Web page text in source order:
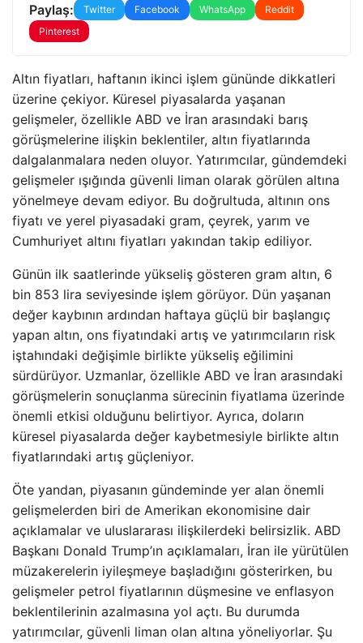
Paylaş: Twitter Facebook WhatsApp
Reddit
Pinterest
Altın fiyatları, haftanın ikinci işlem gününde dikkatleri
üzerine çekiyor. Küresel piyasalarda yaşanan
gelişmeler, özellikle ABD ve İran arasındaki barış
görüşmelerine ilişkin beklentiler, altın fiyatlarında
dalgalanmalara neden oluyor. Yatırımcılar, gündemdeki
gelişmeler ışığında güvenli liman olarak görülen altına
yönelmeye devam ediyor. Bu doğrultuda, altının ons
fiyatı ve yerel piyasadaki gram, çeyrek, yarım ve
Cumhuriyet altını fiyatları yakından takip ediliyor.
Günün ilk saatlerinde yükseliş gösteren gram altın, 6
bin 853 lira seviyesinde işlem görüyor. Dün yaşanan
değer kaybının ardından haftaya güçlü bir başlangıç
yapan altın, ons fiyatındaki artış ve yatırımcıların risk
iştahındaki değişimle birlikte yükseliş eğilimini
sürdürüyor. Uzmanlar, özellikle ABD ve İran arasındaki
görüşmelerin sonuçlanma sürecinin fiyatlama üzerinde
önemli etkisi olduğunu belirtiyor. Ayrıca, doların
küresel piyasalarda değer kaybetmesiyle birlikte altın
fiyatlarındaki artış güçleniyor.
Öte yandan, piyasanın gündeminde yer alan önemli
gelişmelerden biri de Amerikan ekonomisine dair
açıklamalar ve uluslararası ilişkilerdeki belirsizlik. ABD
Başkanı Donald Trump’ın açıklamaları, İran ile yürütülen
müzakerelerin iyileşmeye başladığını gösterirken, bu
gelişmeler petrol fiyatlarının düşmesine ve enflasyon
beklentilerinin azalmasına yol açtı. Bu durumda
yatırımcılar, güvenli liman olan altına yöneliyorlar. Şu